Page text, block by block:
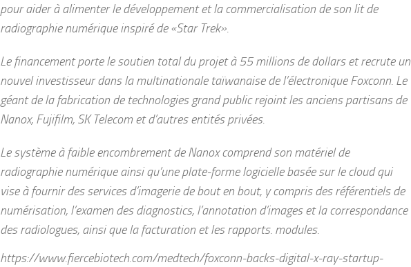
pour aider à alimenter le développement et la commercialisation de son lit de
radiographie numérique inspiré de «Star Trek».
Le financement porte le soutien total du projet à 55 millions de dollars et recrute un
nouvel investisseur dans la multinationale taïwanaise de l’électronique Foxconn. Le
géant de la fabrication de technologies grand public rejoint les anciens partisans de
Nanox, Fujifilm, SK Telecom et d’autres entités privées.
Le système à faible encombrement de Nanox comprend son matériel de
radiographie numérique ainsi qu’une plate-forme logicielle basée sur le cloud qui
vise à fournir des services d’imagerie de bout en bout, y compris des référentiels de
numérisation, l’examen des diagnostics, l’annotation d’images et la correspondance
des radiologues, ainsi que la facturation et les rapports. modules.
https://www.fiercebiotech.com/medtech/foxconn-backs-digital-x-ray-startup-